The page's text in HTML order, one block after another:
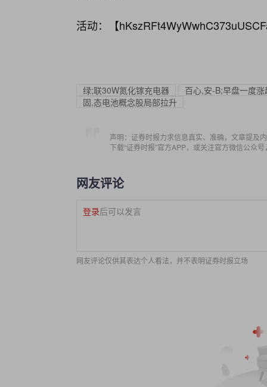
活动：【
绿;联30W氮化镓充电器
百心,安-B;早盘一度
固,态电池概念股局部拉升
声明：证券时报力求信息真实、准确，文章提及
下载“证券时报”官方APP，或关注官方微信公众
网友评论
登录后可以发言
网友评论仅供其表达个人看法，并不表明证券时报立场